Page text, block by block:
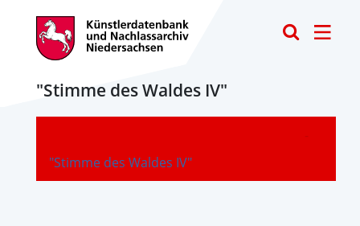
"Stimme des Waldes IV"
"Stimme des Waldes IV"
-